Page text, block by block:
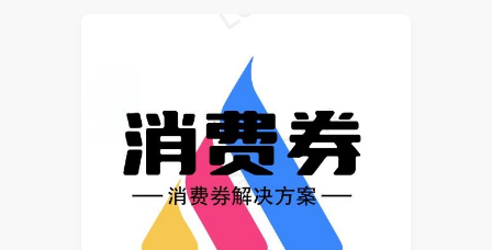
AI开发
硬件
巡检任务